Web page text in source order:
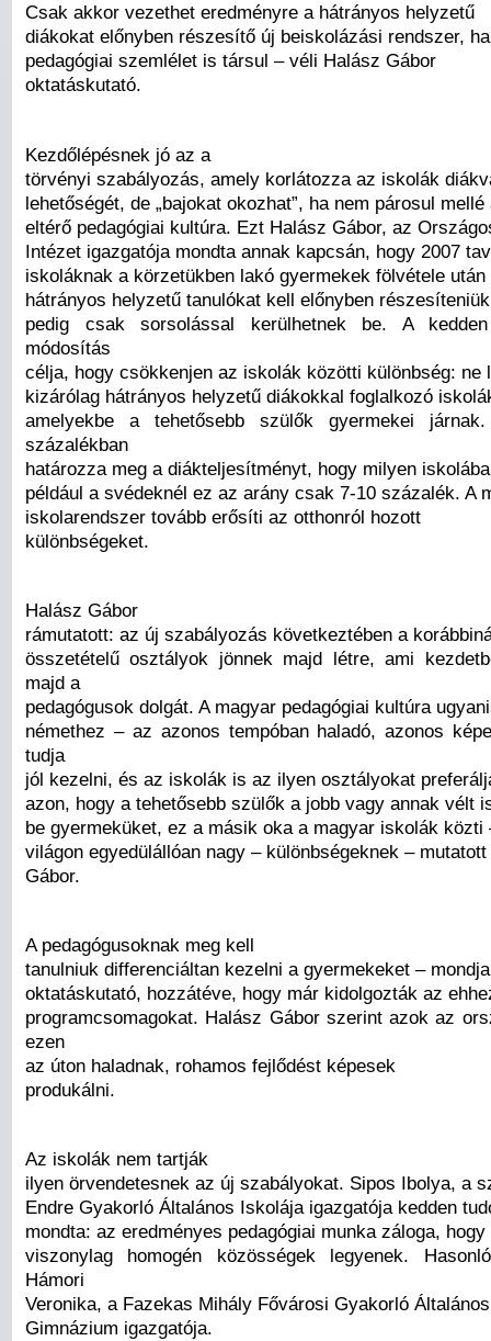
Csak akkor vezethet eredményre a hátrányos helyzetű
diákokat előnyben részesítő új beiskolázási rendszer,
pedagógiai szemlélet is társul – véli Halász Gábor
oktatáskutató.
Kezdőlépésnek jó az a
törvényi szabályozás, amely korlátozza az iskolák
lehetőségét, de „bajokat okozhat”, ha nem párosul
eltérő pedagógiai kultúra. Ezt Halász Gábor, az
Intézet igazgatója mondta annak kapcsán, hogy 2007
iskoláknak a körzetükben lakó gyermekek fölvétele után
hátrányos helyzetű tanulókat kell előnyben
pedig csak sorsolással kerülhetnek be. A kedden
módosítás
célja, hogy csökkenjen az iskolák közötti különbség: ne
kizárólag hátrányos helyzetű diákokkal foglalkozó
amelyekbe a tehetősebb szülők gyermekei
százalékban
határozza meg a diákteljesítményt, hogy milyen
például a svédeknél ez az arány csak 7-10 százalék. A
iskolarendszer tovább erősíti az otthonról hozott
különbségeket.
Halász Gábor
rámutatott: az új szabályozás következtében a
összetételű osztályok jönnek majd létre, ami
majd a
pedagógusok dolgát. A magyar pedagógiai kultúra
némethez – az azonos tempóban haladó, azonos
tudja
jól kezelni, és az iskolák is az ilyen osztályokat
azon, hogy a tehetősebb szülők a jobb vagy annak vélt
be gyermeküket, ez a másik oka a magyar iskolák közti
világon egyedülállóan nagy – különbségeknek –
Gábor.
A pedagógusoknak meg kell
tanulniuk differenciáltan kezelni a gyermekeket –
oktatáskutató, hozzátéve, hogy már kidolgozták az
programcsomagokat. Halász Gábor szerint azok az
ezen
az úton haladnak, rohamos fejlődést képesek
produkálni.
Az iskolák nem tartják
ilyen örvendetesnek az új szabályokat. Sipos Ibolya, a
Endre Gyakorló Általános Iskolája igazgatója kedden
mondta: az eredményes pedagógiai munka záloga,
viszonylag homogén közösségek legyenek.
Hámori
Veronika, a Fazekas Mihály Fővárosi Gyakorló
Gimnázium igazgatója.